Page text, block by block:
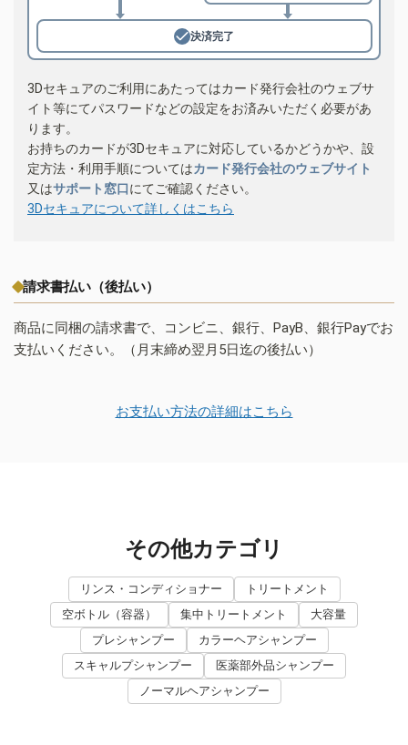
決済完了
3Dセキュアのご利用にあたってはカード発行会社のウェブサ
イト等にてパスワードなどの設定をお済みいただく必要があ
ります。
お持ちのカードが3Dセキュアに対応しているかどうかや、設
定方法・利用手順についてはカード発行会社のウェブサイト
又はサポート窓口にてご確認ください。
3Dセキュアについて詳しくはこちら
請求書払い（後払い）
商品に同梱の請求書で、コンビニ、銀行、PayB、銀行Payでお
支払いください。（月末締め翌月5日迄の後払い）
お支払い方法の詳細はこちら
その他カテゴリ
リンス・コンディショナー
トリートメント
空ボトル（容器）
集中トリートメント
大容量
プレシャンプー
カラーヘアシャンプー
スキャルプシャンプー
医薬部外品シャンプー
ノーマルヘアシャンプー